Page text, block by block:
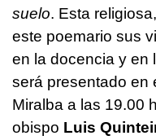
suelo. Esta
este poemario sus
en la docencia y en
será presentado en
Miralba a las 19.00
obispo Luis